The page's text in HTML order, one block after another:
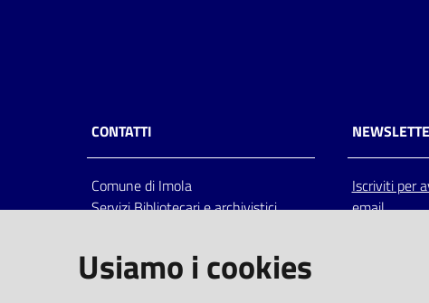
CONTATTI
Comune di Imola
Servizi Bibliotecari e archivistici
Italia
centralino: tel 0542.6026.36 fax
Iscriviti per
email
Usiamo i cookies